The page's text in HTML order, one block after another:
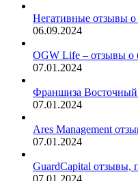
Негативные отзывы
06.09.2024
OGW Life – отзывы о
07.01.2024
Франшиза Восточный
07.01.2024
Ares Management
07.01.2024
GuardCapital отзывы,
07.01.2024